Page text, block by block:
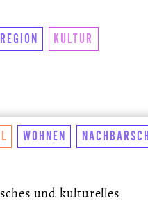
KULTUR
WOHNEN
und kulturelles